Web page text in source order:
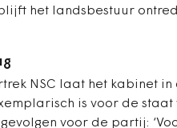
blijft het landsbestuur
NSC laat het kabinet
is voor de staat
voor de partij: